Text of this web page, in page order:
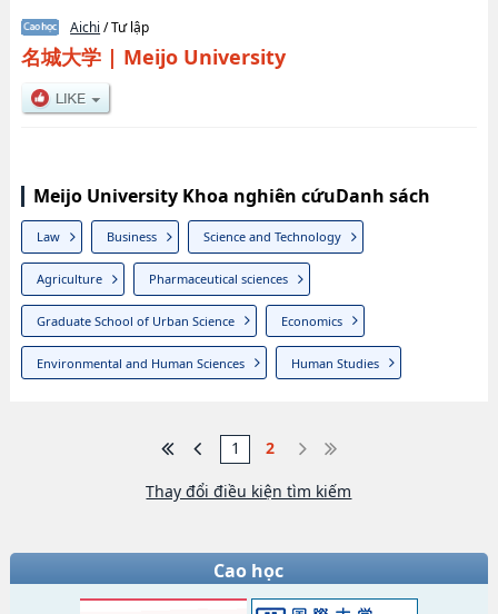
Aichi / Tư lập
名城大学| Meijo University
Meijo University Khoa nghiên cứuDanh sách
Law Business Science and Technology
Agriculture Pharmaceutical sciences
Graduate School of Urban Science Economics
Environmental and Human Sciences Human Studies
1 2
Thay đổi điều kiện tìm kiếm
Cao học